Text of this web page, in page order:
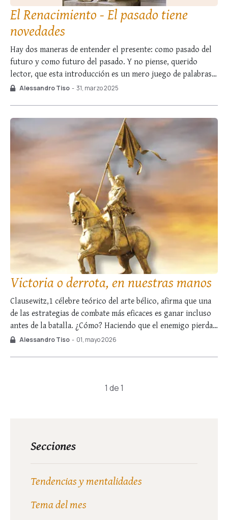
El Renacimiento - El pasado tiene
novedades
Hay dos maneras de entender el presente: como pasado del
futuro y como futuro del pasado. Y no piense, querido
lector, que esta introducción es un mero juego de palabras.
Es un hecho indiscutible —casi un lugar común— que los
Alessandro Tiso - 31, marzo 2025
Victoria o derrota, en nuestras manos
Clausewitz,1 célebre teórico del arte bélico, afirma que una
de las estrategias de combate más eficaces es ganar incluso
antes de la batalla. ¿Cómo? Haciendo que el enemigo pierda
la voluntad de luchar, ya sea por la tenacidad de la
Alessandro Tiso - 01, mayo 2026
1 de 1
Secciones
Tendencias y mentalidades
Tema del mes